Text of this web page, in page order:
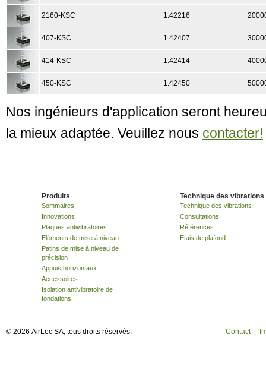
2160-KSC 1.42216
407-KSC 1.42407
414-KSC 1.42414
450-KSC 1.42450
Nos ingénieurs d'application seront
la mieux adaptée. Veuillez nous contacter!
Produits
Sommaires
Innovations
Plaques antivibratoires
Eléments de mise à niveau
Patins de mise à niveau de
précision
Appuis horizontaux
Accessoires
Isolation antivibratoire de
fondations
Technique des vibrations
Technique des vibrations
Consultations
Références
Etais de plafond
© 2026 AirLoc SA, tous droits réservés. Contact|